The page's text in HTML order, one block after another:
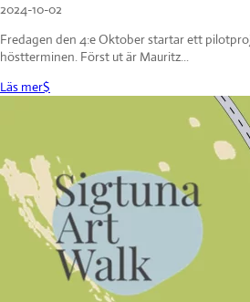
2024-10-02
Fredagen den 4:e Oktober startar ett
höstterminen. Först ut är Mauritz...
Läs mer$